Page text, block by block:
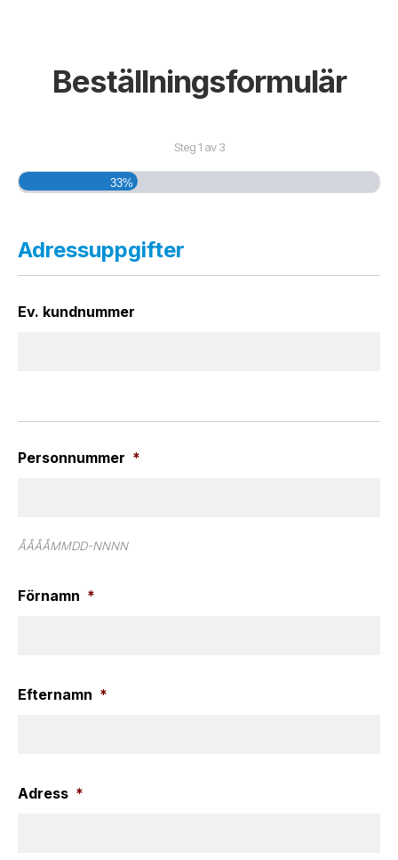
Beställningsformulär
Steg1av3
33%
Adressuppgifter
Ev. kundnummer
Personnummer *
ÅÅÅÅMMDD-NNNN
Förnamn *
Efternamn *
Adress *